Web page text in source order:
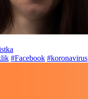
#Facebook #koronavirus